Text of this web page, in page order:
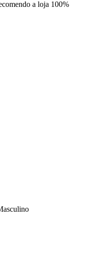
a loja 100%